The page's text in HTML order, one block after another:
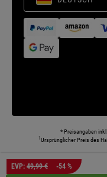
EVP: 49,99 € -54 %
* Preisangaben
1Ursprünglicher Preis des
Die abgebildeten Models und
dargestellten